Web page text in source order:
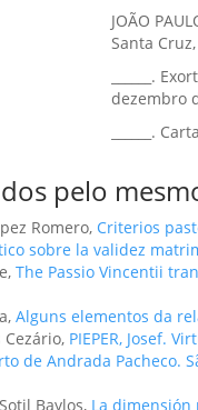
JOÃO
Santa
______.
dezembro
______.
pelo
Romero, Criterios
sobre la validez
The Passio Vincentii
Alguns elementos da
Cezário, PIEPER, Josef.
de Andrada Pacheco.
Baylos, La